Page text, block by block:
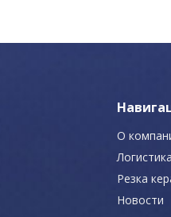
О
Логистика
Резка
Новости